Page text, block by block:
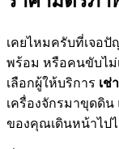
เคยไหมครับที่เจอปั
พร้อม หรือคนขับไม่
เลือกผู้ให้บริการ เช่
เครื่องจักรมาขุดดิน
ของคุณเดินหน้าไป